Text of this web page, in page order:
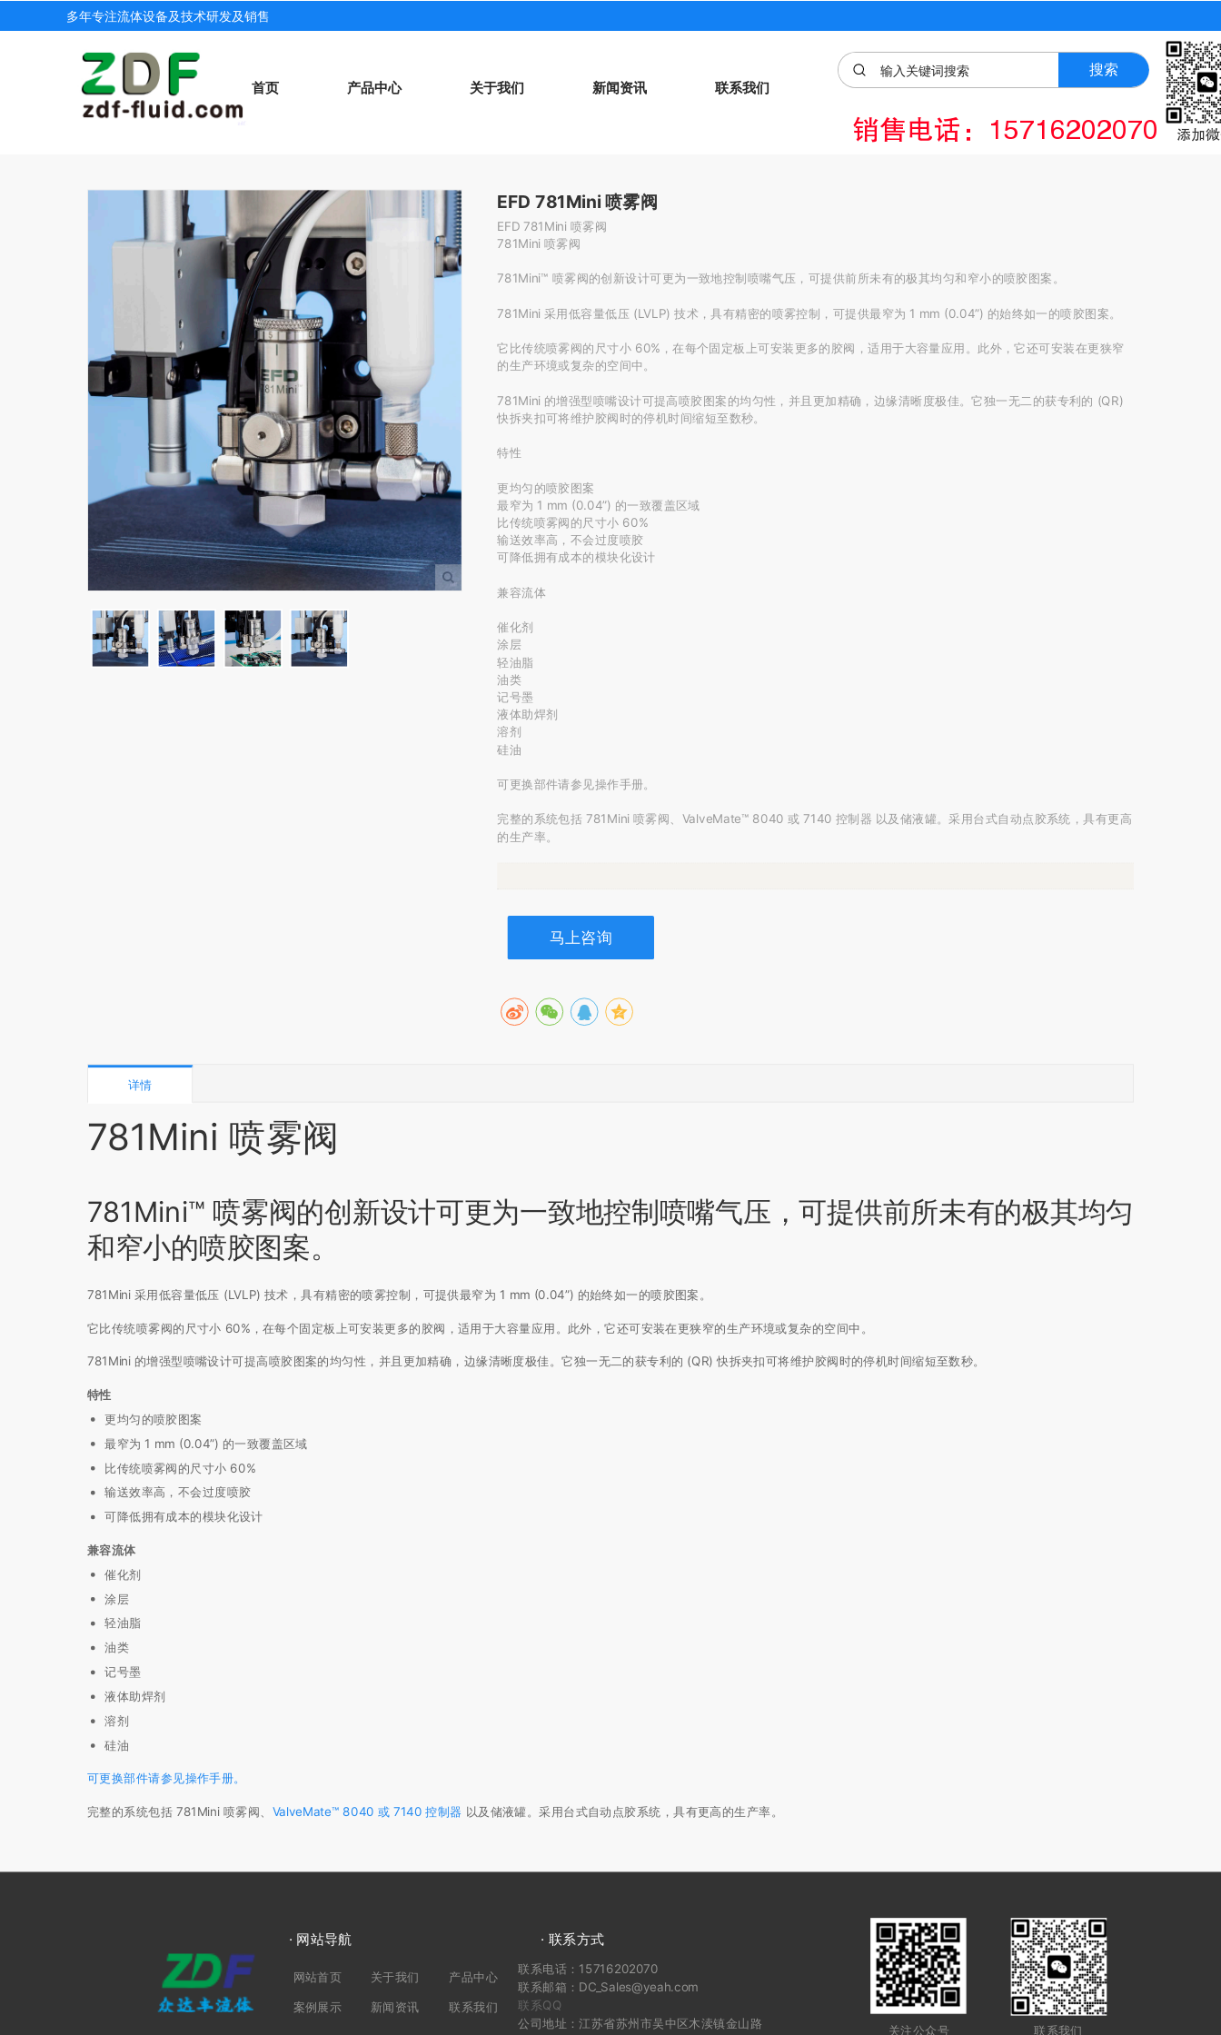
多年专注流体设备及技术研发及销售
首页 产品中心 关于我们 新闻资讯 联系我们
搜索
销售电话：15716202070 添加
EFD 781Mini 喷雾阀
EFD 781Mini 喷雾阀
781Mini 喷雾阀
781Mini™ 喷雾阀的创新设计可更为一致地控制喷嘴气压，可提供前所未有的极其均匀和窄小的喷胶图案。
781Mini 采用低容量低压 (LVLP) 技术，具有精密的喷雾控制，可提供最窄为 1 mm (0.04”) 的始终如一的喷胶图案。
它比传统喷雾阀的尺寸小 60%，在每个固定板上可安装更多的胶阀，适用于大容量应用。此外，它还可安装在更狭窄
的生产环境或复杂的空间中。
781Mini 的增强型喷嘴设计可提高喷胶图案的均匀性，并且更加精确，边缘清晰度极佳。它独一无二的获专利的 (QR)
快拆夹扣可将维护胶阀时的停机时间缩短至数秒。
特性
更均匀的喷胶图案
最窄为 1 mm (0.04”) 的一致覆盖区域
比传统喷雾阀的尺寸小 60%
输送效率高，不会过度喷胶
可降低拥有成本的模块化设计
兼容流体
催化剂
涂层
轻油脂
油类
记号墨
液体助焊剂
溶剂
硅油
可更换部件请参见操作手册。
完整的系统包括 781Mini 喷雾阀、ValveMate™ 8040 或 7140 控制器 以及储液罐。采用台式自动点胶系统，具有更高
的生产率。
马上咨询
详情
781Mini 喷雾阀
781Mini™ 喷雾阀的创新设计可更为一致地控制喷嘴气压，可提供前所未有的极其均匀
和窄小的喷胶图案。
781Mini 采用低容量低压 (LVLP) 技术，具有精密的喷雾控制，可提供最窄为 1 mm (0.04”) 的始终如一的喷胶图案。
它比传统喷雾阀的尺寸小 60%，在每个固定板上可安装更多的胶阀，适用于大容量应用。此外，它还可安装在更狭窄的生产环境或复杂的空间中。
781Mini 的增强型喷嘴设计可提高喷胶图案的均匀性，并且更加精确，边缘清晰度极佳。它独一无二的获专利的 (QR) 快拆夹扣可将维护胶阀时的停机时间缩短至数秒。
特性
更均匀的喷胶图案
最窄为 1 mm (0.04”) 的一致覆盖区域
比传统喷雾阀的尺寸小 60%
输送效率高，不会过度喷胶
可降低拥有成本的模块化设计
兼容流体
催化剂
涂层
轻油脂
油类
记号墨
液体助焊剂
溶剂
硅油
可更换部件请参见操作手册。
完整的系统包括 781Mini 喷雾阀、 ValveMate™ 8040 或 7140 控制器 以及储液罐。采用台式自动点胶系统，具有更高的生产率。
关注公众号 联系我们
· 网站导航 · 联系方式
网站首页
案例展示
新闻资讯 联系我们
关于我们 产品中心
联系电话：15716202070
联系邮箱：DC_Sales@yeah.com
联系QQ
公司地址：江苏省苏州市吴中区木渎镇金山路